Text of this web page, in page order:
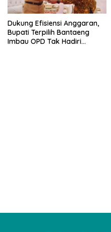
Dukung Efisiensi Anggaran,
Bupati Terpilih Bantaeng
Imbau OPD Tak Hadiri